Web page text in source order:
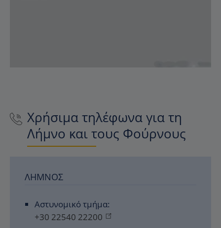
Χρήσιμα τηλέφωνα για τη
Λήμνο και τους Φούρνους
ΛΉΜΝΟΣ
Αστυνομικό τμήμα:
+30 22540 22200